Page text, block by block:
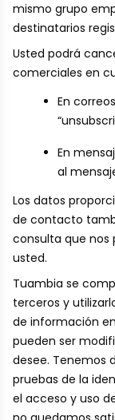
mismo grupo
destinatarios
Usted podrá
comerciales en
En
En
al
Los datos
de contacto
consulta que
usted.
Tuambia se
terceros y
de información
pueden ser
desee. Tenemos
pruebas de la
el acceso y uso